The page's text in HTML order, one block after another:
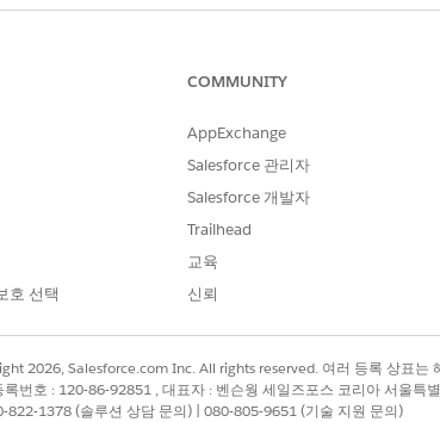
데이터 파이프라인 베이스 사용
는 헬스케어 제공자 및 헬스케어 의사 시설에서 데이터를
리 엔진에 성능 문제가 발생할 수 있습니다. 따라서
처리하려면 Salesforce 지원에 문의하십시오.
진 정의 페이지에서 저장 옆에 있는 드롭다운을 클릭하고
프로세스 유형으로기준 기반 검색 및 필터링 을 선택합니
호 선택
COMMUNITY
AppExchange
Salesforce 관리자
Salesforce 개발자
Trailhead
교육
신뢰
2026, Salesforce.com Inc. All rights reserved. 여러 등록 상표는
록번호 : 120-86-92851 , 대표자 : 벤슨웡 세일즈포스 코리아 서울
822-1378 (솔루션 상담 문의) | 080-805-9651 (기술 지원 문의)